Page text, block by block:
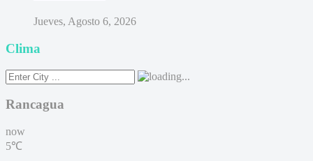
Jueves, Agosto 6, 2026
Clima
Rancagua
now
5℃